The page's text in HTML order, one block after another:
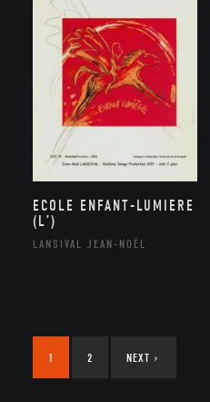
ECOLE ENFANT-LUMIERE
(L’)
LANSIVAL JEAN-NOËL
1 2 NEXT ›